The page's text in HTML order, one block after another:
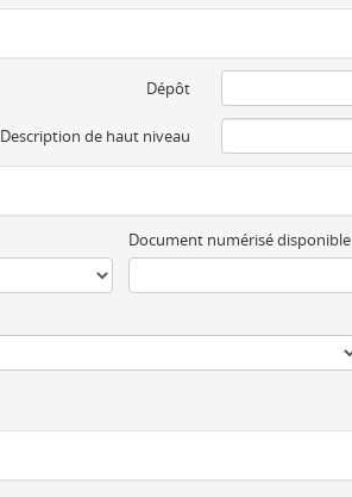
Dépôt
Description de haut niveau
Document numérisé disponible